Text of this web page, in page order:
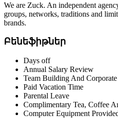
We are Zuck. An independent
groups, networks, traditions and
brands.
Բենեֆիթներ
Days off
Annual Salary Review
Team Building And
Paid Vacation Time
Parental Leave
Complimentary Tea, Coffee
Computer Equipment